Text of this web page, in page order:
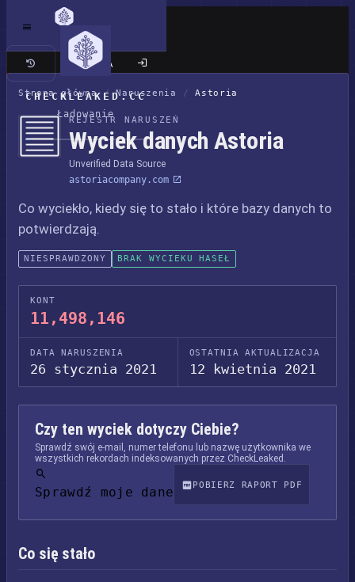
CHECKLEAKED.CC
Ładowanie
Klasyczna wersja
Strona główna / Naruszenia / Astoria
REJESTR NARUSZEŃ
Wyciek danych Astoria
Unverified Data Source
astoriacompany.com
Co wyciekło, kiedy się to stało i które bazy danych to
potwierdzają.
NIESPRAWDZONY BRAK WYCIEKU HASEŁ
KONT
11,498,146
DATA NARUSZENIA
26 stycznia 2021
OSTATNIA AKTUALIZACJA
12 kwietnia 2021
Czy ten wyciek dotyczy Ciebie?
Sprawdź swój e-mail, numer telefonu lub nazwę użytkownika we
wszystkich rekordach indeksowanych przez CheckLeaked.
Sprawdź moje dane POBIERZ RAPORT PDF
Co się stało